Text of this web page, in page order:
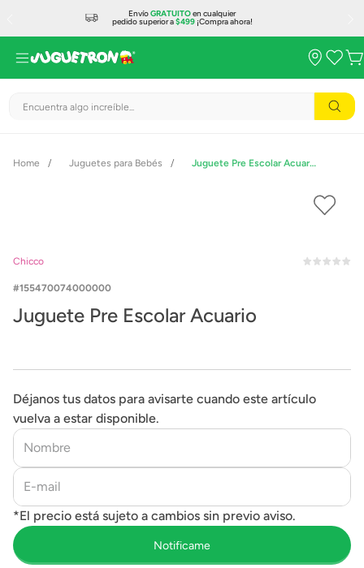
EnvíoGRATUITOen cualquier
pedido superior a$499¡Compra ahora!
Encuentra algo increíble...
Juguetes para Bebés Juguete Pre Escolar Acuario
Chicco
155470074000000
Juguete Pre Escolar Acuario
Déjanos tus datos para avisarte cuando este artículo
vuelva a estar disponible.